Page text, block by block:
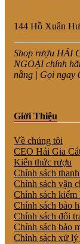
144 Hồ Xuân
Shop rượu HẢI
NGOẠI chính
nẵng | Gọi ngay
Giới Thiệu
Về chúng tôi
CEO Hải Gia
Kiến thức rượu
Chính sách
Chính sách vận
Chính sách kiểm
Chính sách bảo
Chính sách đổi
Chính sách bảo
Chính sách xử